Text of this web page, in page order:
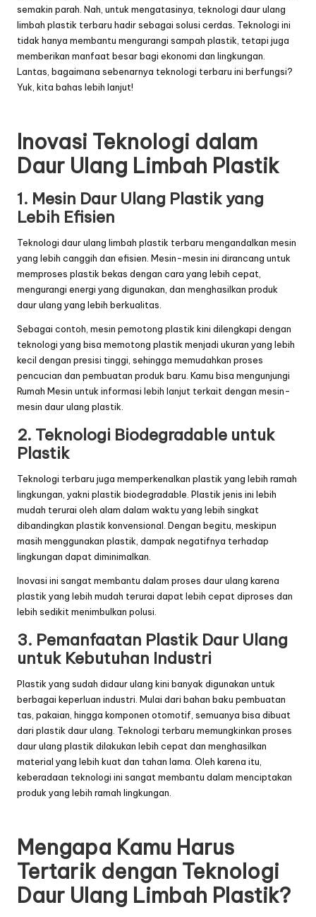
semakin parah. Nah, untuk mengatasinya, teknologi daur ulang
limbah plastik terbaru hadir sebagai solusi cerdas. Teknologi ini
tidak hanya membantu mengurangi sampah plastik, tetapi juga
memberikan manfaat besar bagi ekonomi dan lingkungan.
Lantas, bagaimana sebenarnya teknologi terbaru ini berfungsi?
Yuk, kita bahas lebih lanjut!
Inovasi Teknologi dalam
Daur Ulang Limbah Plastik
1. Mesin Daur Ulang Plastik yang
Lebih Efisien
Teknologi daur ulang limbah plastik terbaru mengandalkan mesin
yang lebih canggih dan efisien. Mesin-mesin ini dirancang untuk
memproses plastik bekas dengan cara yang lebih cepat,
mengurangi energi yang digunakan, dan menghasilkan produk
daur ulang yang lebih berkualitas.
Sebagai contoh, mesin pemotong plastik kini dilengkapi dengan
teknologi yang bisa memotong plastik menjadi ukuran yang lebih
kecil dengan presisi tinggi, sehingga memudahkan proses
pencucian dan pembuatan produk baru. Kamu bisa mengunjungi
Rumah Mesin untuk informasi lebih lanjut terkait dengan mesin-
mesin daur ulang plastik.
2. Teknologi Biodegradable untuk
Plastik
Teknologi terbaru juga memperkenalkan plastik yang lebih ramah
lingkungan, yakni plastik biodegradable. Plastik jenis ini lebih
mudah terurai oleh alam dalam waktu yang lebih singkat
dibandingkan plastik konvensional. Dengan begitu, meskipun
masih menggunakan plastik, dampak negatifnya terhadap
lingkungan dapat diminimalkan.
Inovasi ini sangat membantu dalam proses daur ulang karena
plastik yang lebih mudah terurai dapat lebih cepat diproses dan
lebih sedikit menimbulkan polusi.
3. Pemanfaatan Plastik Daur Ulang
untuk Kebutuhan Industri
Plastik yang sudah didaur ulang kini banyak digunakan untuk
berbagai keperluan industri. Mulai dari bahan baku pembuatan
tas, pakaian, hingga komponen otomotif, semuanya bisa dibuat
dari plastik daur ulang. Teknologi terbaru memungkinkan proses
daur ulang plastik dilakukan lebih cepat dan menghasilkan
material yang lebih kuat dan tahan lama. Oleh karena itu,
keberadaan teknologi ini sangat membantu dalam menciptakan
produk yang lebih ramah lingkungan.
Mengapa Kamu Harus
Tertarik dengan Teknologi
Daur Ulang Limbah Plastik?